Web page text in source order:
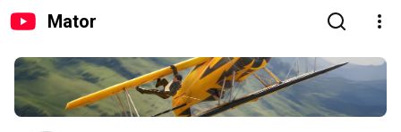
Mator